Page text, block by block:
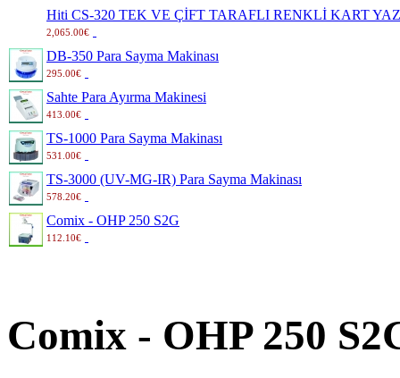
Hiti CS-320 TEK VE ÇİFT TARAFLI RENKLİ KART
2,065.00€
DB-350 Para Sayma Makinası
295.00€
Sahte Para Ayırma Makinesi
413.00€
TS-1000 Para Sayma Makinası
531.00€
TS-3000 (UV-MG-IR) Para Sayma Makinası
578.20€
Comix - OHP 250 S2G
112.10€
Comix - OHP 250